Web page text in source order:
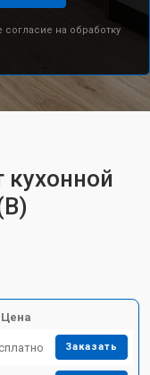
на обработку
кухонной
Цена
Заказать